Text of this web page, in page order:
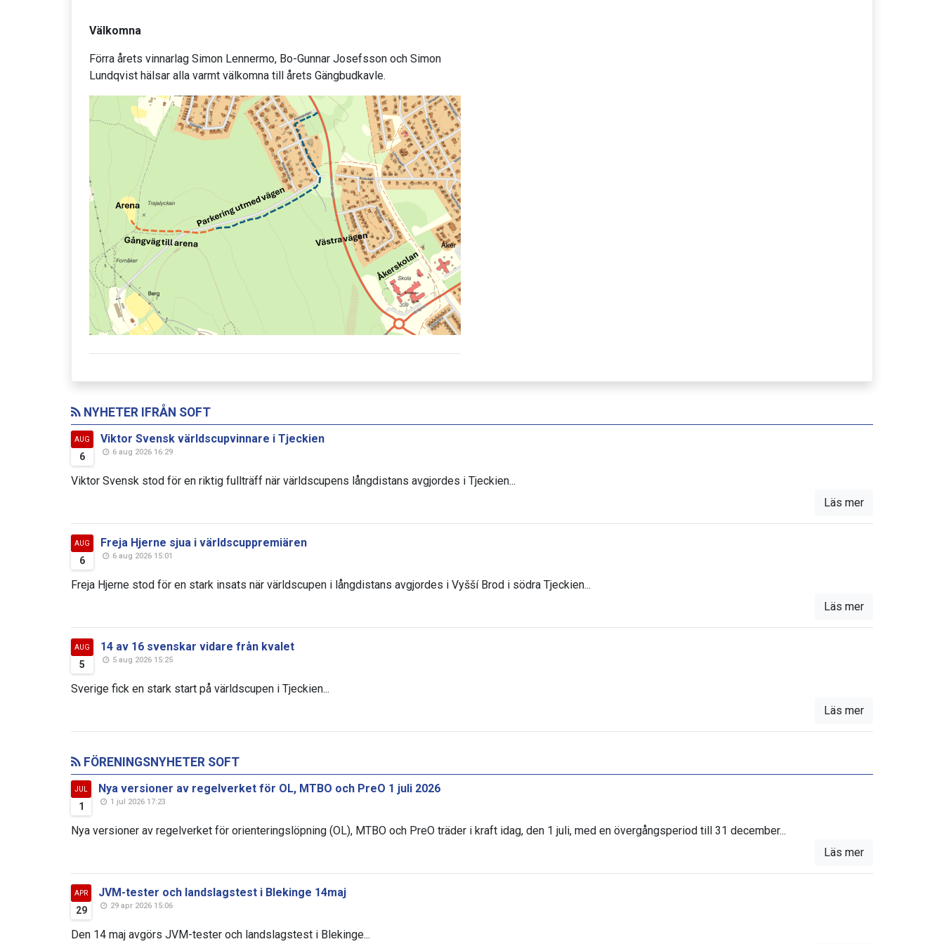
Välkomna
Förra årets vinnarlag Simon Lennermo, Bo-Gunnar Josefsson och Simon
Lundqvist hälsar alla varmt välkomna till årets Gängbudkavle.
NYHETER IFRÅN SOFT
AUG
6
Viktor Svensk världscupvinnare i Tjeckien
6 aug 2026 16:29
Viktor Svensk stod för en riktig fullträff när världscupens långdistans avgjordes i Tjeckien...
Läs mer
AUG
6
Freja Hjerne sjua i världscuppremiären
6 aug 2026 15:01
Freja Hjerne stod för en stark insats när världscupen i långdistans avgjordes i Vyšší Brod i södra Tjeckien...
Läs mer
AUG
5
14 av 16 svenskar vidare från kvalet
5 aug 2026 15:25
Sverige fick en stark start på världscupen i Tjeckien...
Läs mer
FÖRENINGSNYHETER SOFT
JUL
1
Nya versioner av regelverket för OL, MTBO och PreO 1 juli 2026
1 jul 2026 17:23
Nya versioner av regelverket för orienteringslöpning (OL), MTBO och PreO träder i kraft idag, den 1 juli, med en övergångsperiod till 31 december...
Läs mer
APR
29
JVM-tester och landslagstest i Blekinge 14maj
29 apr 2026 15:06
Den 14 maj avgörs JVM-tester och landslagstest i Blekinge...